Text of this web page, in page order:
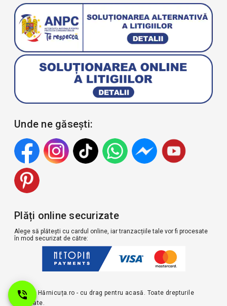
Unde ne găsești:
Plăți online securizate
Alege să plătești cu cardul online, iar tranzacțiile tale vor fi procesate
în mod securizat de către:
© 2026 Hărnicuța.ro - cu drag pentru acasă. Toate drepturile
rezervate.